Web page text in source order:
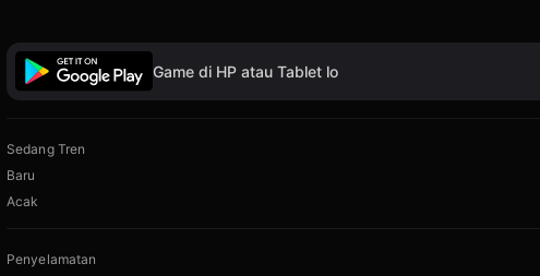
Game di HP atau Tablet lo
Sedang Tren
Baru
Acak
Penyelamatan